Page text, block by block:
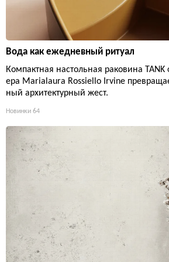
Вода как ежедневный ритуал
Компактная настольная раковина TANK
ера Marialaura Rossiello Irvine
ный архитектурный жест.
Новинки 64